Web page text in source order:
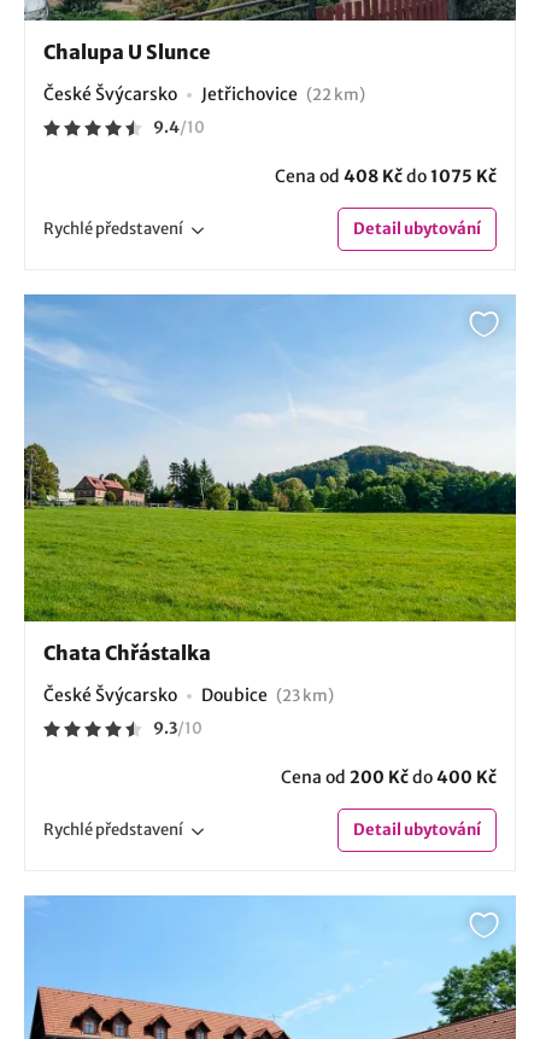
Chalupa U Slunce
České Švýcarsko Jetřichovice (22 km)
9.4/10
Cena od 408 Kčdo1075 Kč
Rychlépředstavení Detailubytování
Chata Chřástalka
České Švýcarsko Doubice (23 km)
9.3/10
Cena od 200 Kčdo400 Kč
Rychlépředstavení Detailubytování